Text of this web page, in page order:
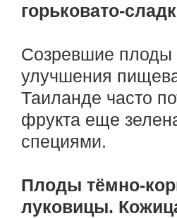
горьковато-
Созревшие плоды
улучшения
Таиланде часто
фрукта еще
специями.
Плоды тёмно-
луковицы.